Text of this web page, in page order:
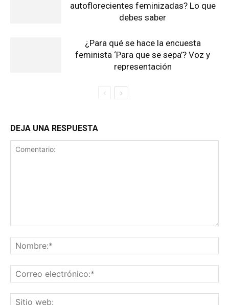
autoflorecientes feminizadas? Lo que
debes saber
¿Para qué se hace la encuesta
feminista ‘Para que se sepa’? Voz y
representación
DEJA UNA RESPUESTA